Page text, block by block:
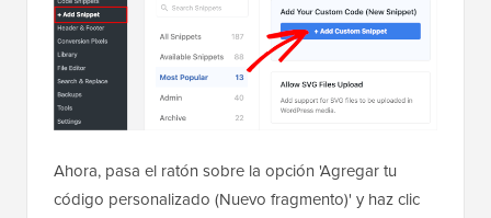
Ahora, pasa el ratón sobre la opción 'Agregar tu
código personalizado (Nuevo fragmento)' y haz clic